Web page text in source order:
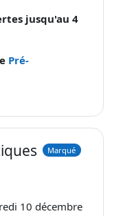
jusqu'au 4
Pré-
Marqué
10 décembre